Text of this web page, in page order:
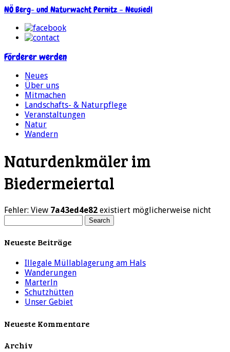
NÖ Berg- und Naturwacht Pernitz – Neusiedl
Förderer werden
Neues
Über uns
Mitmachen
Landschafts- & Naturpflege
Veranstaltungen
Natur
Wandern
Naturdenkmäler im
Biedermeiertal
Fehler: View 7a43ed4e82 existiert möglicherweise nicht
Neueste Beiträge
Illegale Müllablagerung am Hals
Wanderungen
Marterln
Schutzhütten
Unser Gebiet
Neueste Kommentare
Archiv